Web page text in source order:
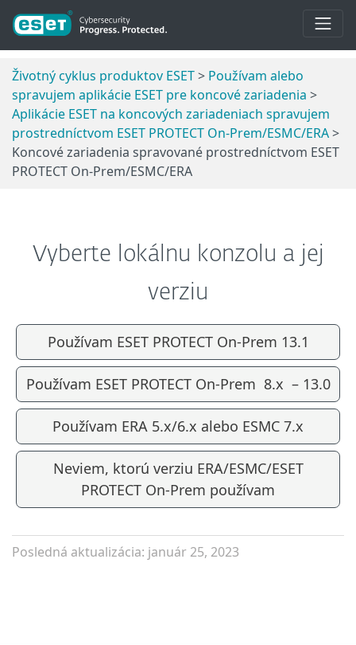
Životný cyklus produktov ESET> Používam alebo
spravujem aplikácie ESET pre koncové zariadenia >
Aplikácie ESET na koncových zariadeniach spravujem
prostredníctvom ESET PROTECT On-Prem/ESMC/ERA>
Koncové zariadenia spravované prostredníctvom ESET
PROTECT On-Prem/ESMC/ERA
Vyberte lokálnu konzolu a jej
verziu
Používam ESET PROTECT On-Prem 13.1
Používam ESET PROTECT On-Prem 8.x – 13.0
Používam ERA 5.x/6.x alebo ESMC 7.x
Neviem, ktorú verziu ERA/ESMC/ESET
PROTECT On-Prem používam
Posledná aktualizácia: január 25, 2023